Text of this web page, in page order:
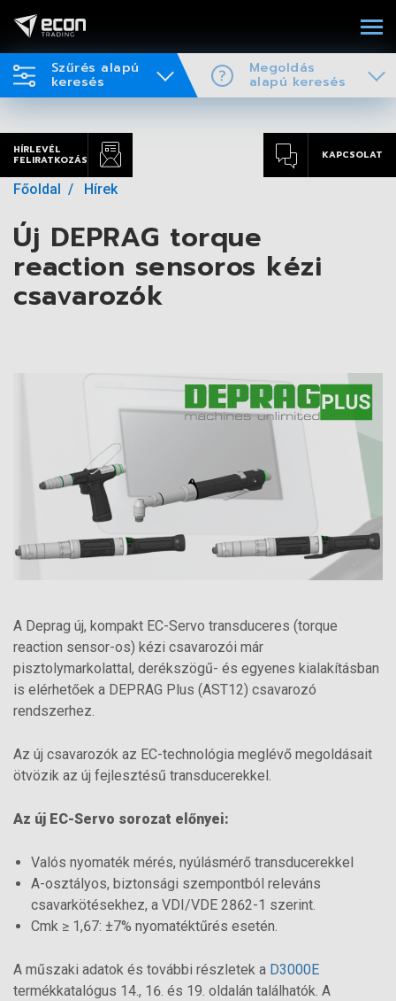
Szűrés alapú
keresés
Megoldás
alapú keresés
HÍRLEVÉL
FELIRATKOZÁS
KAPCSOLAT
Főoldal Hírek
Új DEPRAG torque
reaction sensoros kézi
csavarozók
A Deprag új, kompakt EC-Servo transduceres (torque
reaction sensor-os) kézi csavarozói már
pisztolymarkolattal, derékszögű- és egyenes kialakításban
is elérhetőek a DEPRAG Plus (AST12) csavarozó
rendszerhez.
Az új csavarozók az EC-technológia meglévő megoldásait
ötvözik az új fejlesztésű transducerekkel.
Az új EC-Servo sorozat előnyei:
Valós nyomaték mérés, nyúlásmérő transducerekkel
A-osztályos, biztonsági szempontból releváns
csavarkötésekhez, a VDI/VDE 2862-1 szerint.
Cmk ≥ 1,67: ±7% nyomatéktűrés esetén.
A műszaki adatok és további részletek a D3000E
termékkatalógus 14., 16. és 19. oldalán találhatók. A